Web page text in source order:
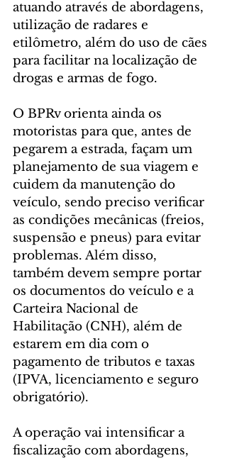
atuando através de abordagens,
utilização de radares e
etilômetro, além do uso de cães
para facilitar na localização de
drogas e armas de fogo.
O BPRv orienta ainda os
motoristas para que, antes de
pegarem a estrada, façam um
planejamento de sua viagem e
cuidem da manutenção do
veículo, sendo preciso verificar
as condições mecânicas (freios,
suspensão e pneus) para evitar
problemas. Além disso,
também devem sempre portar
os documentos do veículo e a
Carteira Nacional de
Habilitação (CNH), além de
estarem em dia com o
pagamento de tributos e taxas
(IPVA, licenciamento e seguro
obrigatório).
A operação vai intensificar a
fiscalização com abordagens,